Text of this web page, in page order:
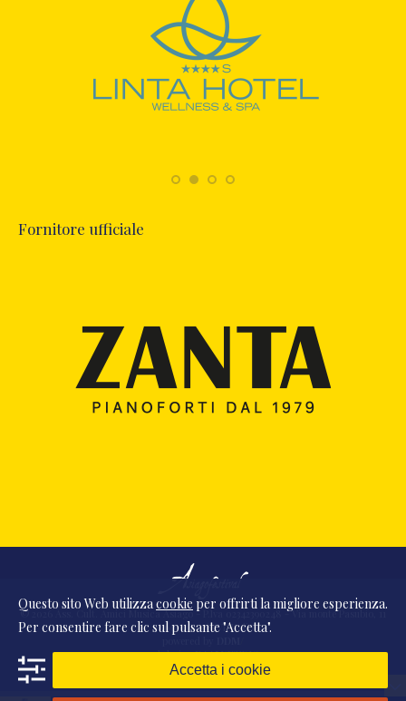
Fornitore ufficiale
© 2026 Ass. Cult. Amici Musica Asiago - P.Iva 02342390248 - Via monte Pasubio, 11
- 36010 Zanè (VI) Italia
webdesignDAAMSTUDIO
Questo sito Web utilizzacookie per offrirti la migliore esperienza.
Per consentire fare clic sul pulsante "Accetta".
Accetta i cookie